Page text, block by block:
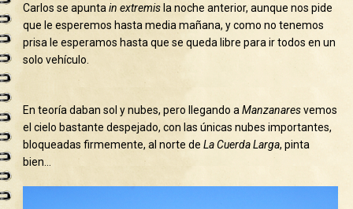
Carlos se apuntain extremis la noche anterior, aunque nos pide
que le esperemos hasta media mañana, y como no tenemos
prisa le esperamos hasta que se queda libre para ir todos en un
solo vehículo.
En teoría daban sol y nubes, pero llegando aManzanaresvemos
el cielo bastante despejado, con las únicas nubes importantes,
bloqueadas firmemente, al norte deLa Cuerda Larga, pinta
bien…